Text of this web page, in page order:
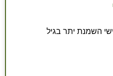
השמנת יתר בגיל